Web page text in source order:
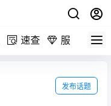
速查 服务
发布话题